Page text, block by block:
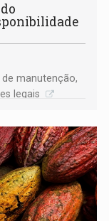
manutenção,
legais